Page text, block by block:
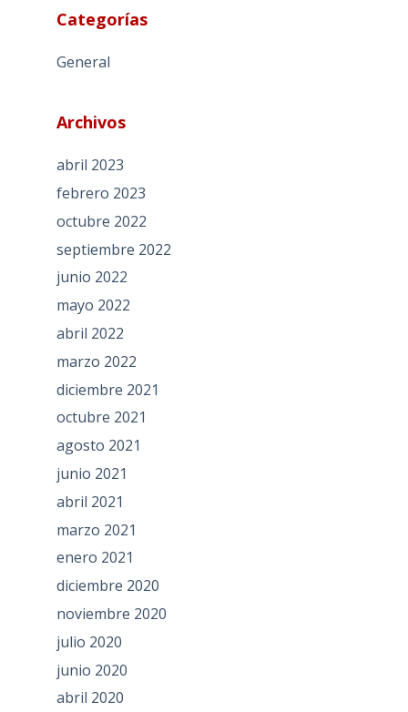
Categorías
General
Archivos
abril 2023
febrero 2023
octubre 2022
septiembre 2022
junio 2022
mayo 2022
abril 2022
marzo 2022
diciembre 2021
octubre 2021
agosto 2021
junio 2021
abril 2021
marzo 2021
enero 2021
diciembre 2020
noviembre 2020
julio 2020
junio 2020
abril 2020